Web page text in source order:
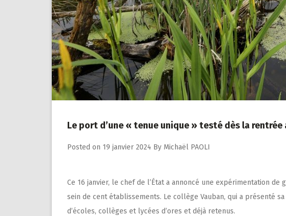
Le port d’une « tenue unique » testé dès la rentrée
Posted on 19 janvier 2024 By Michaël PAOLI
Ce 16 janvier, le chef de l’État a annoncé une expérimentation
sein de cent établissements. Le collège Vauban, qui a présenté
d’écoles, collèges et lycées d’ores et déjà retenus.